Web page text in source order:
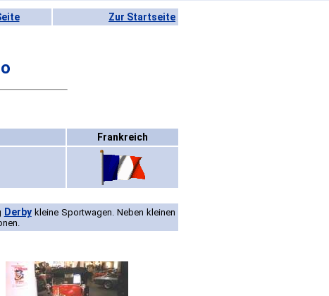
Zur Startseite
Frankreich
Derbykleine Sportwagen. Neben kleinen